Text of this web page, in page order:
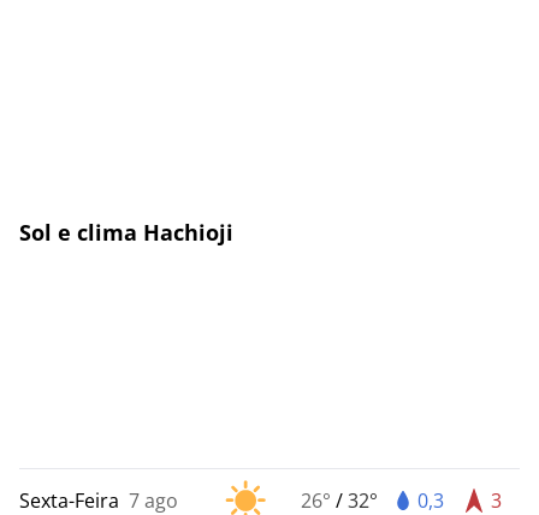
Sol e clima Hachioji
Sexta-Feira 7 ago 26° /32° 0,3 3